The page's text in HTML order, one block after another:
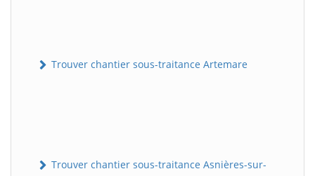
Trouver chantier sous-traitance Artemare
Trouver chantier sous-traitance Asnières-sur-